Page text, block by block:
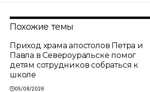
Похожие темы
Приход храма апостолов Петра и
Павла в Североуральске помог
детям сотрудников собраться к
школе
05/08/2026